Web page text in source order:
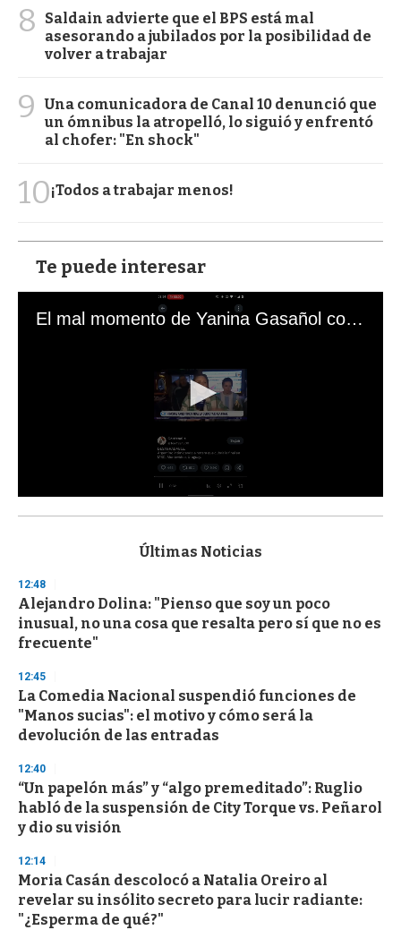
8
Saldain advierte que el BPS está mal
asesorando a jubilados por la posibilidad de
volver a trabajar
9
Una comunicadora de Canal 10 denunció que
un ómnibus la atropelló, lo siguió y enfrentó
al chofer: "En shock"
10¡Todos a trabajar menos!
Te puede interesar
El mal momento de Yanina Gasañol con un hincha argentino en "Subrayado"
s
d
s
o
f
3
s
e
c
n
s
Últimas Noticias
12:48
Alejandro Dolina: "Pienso que soy un poco
inusual, no una cosa que resalta pero sí que no es
frecuente"
12:45
La Comedia Nacional suspendió funciones de
"Manos sucias": el motivo y cómo será la
devolución de las entradas
12:40
“Un papelón más” y “algo premeditado”: Ruglio
habló de la suspensión de City Torque vs. Peñarol
y dio su visión
12:14
Moria Casán descolocó a Natalia Oreiro al
revelar su insólito secreto para lucir radiante:
"¿Esperma de qué?"